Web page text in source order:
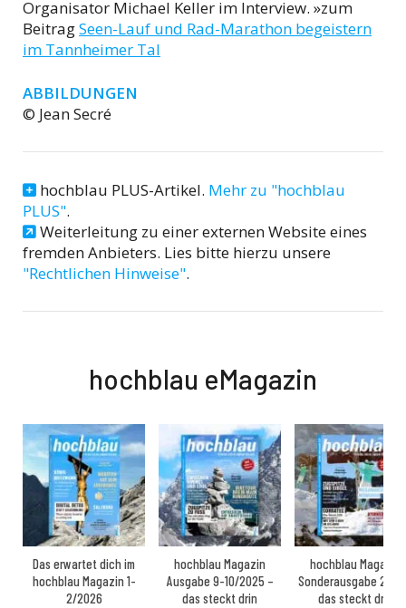
Organisator Michael Keller im Interview. »zum
BeitragSeen-Lauf und Rad-Marathon begeistern
im Tannheimer Tal
ABBILDUNGEN
© Jean Secré
hochblau PLUS-Artikel. Mehr zu "hochblau
PLUS".
Weiterleitung zu einer externen Website eines
fremden Anbieters. Lies bitte hierzu unsere
"Rechtlichen Hinweise".
hochblau eMagazin
Das erwartet dich im
hochblau Magazin 1-
2/2026
hochblau Magazin
Ausgabe 9-10/2025 –
das steckt drin
hochblau Magazin
Sonderausgabe
das steckt drin